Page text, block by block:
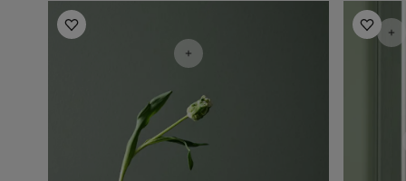
Living Room Inspiration Living